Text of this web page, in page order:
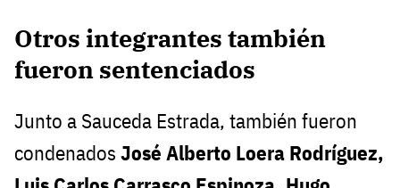
Otros integrantes también
fueron sentenciados
Junto a Sauceda Estrada, también fueron
condenados José Alberto Loera Rodríguez,